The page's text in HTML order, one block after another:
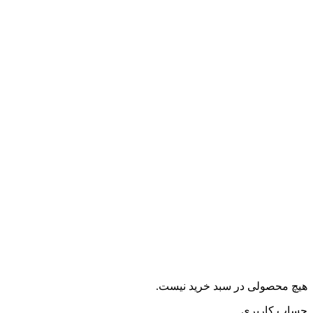
هیچ محصولی در سبد خرید نیست.
حساب کاربری